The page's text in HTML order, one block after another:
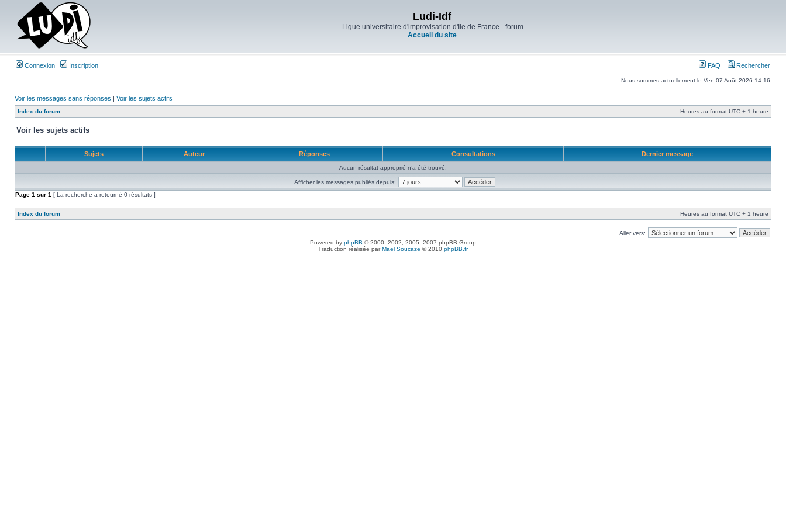
Ludi-Idf
Ligue universitaire d'improvisation d'Ile de France - forum
Accueil du site
Connexion Inscription FAQ Rechercher
Nous sommes actuellement le Ven 07 Août 2026 14:16
Voir les messages sans réponses | Voir les sujets actifs
Index du forum Heures au format UTC + 1 heure
Voir les sujets actifs
Sujets Auteur Réponses Consultations Dernier message
Aucun résultat approprié n’a été trouvé.
Afficher les messages publiés depuis:
Page 1 sur 1 [ La recherche a retourné 0 résultats ]
Index du forum Heures au format UTC + 1 heure
Aller vers:
Powered by phpBB © 2000, 2002, 2005, 2007 phpBB Group
Traduction réalisée parMaël Soucaze © 2010 phpBB.fr